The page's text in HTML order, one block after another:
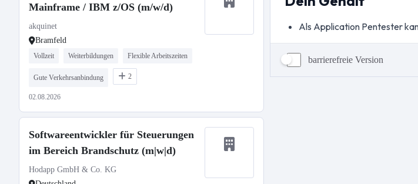
Mainframe / IBM z/OS (m/w/d)
akquinet
Bramfeld
Vollzeit Weiterbildungen Flexible Arbeitszeiten
Gute Verkehrsanbindung 2
02.08.2026
Softwareentwickler für Steuerungen
im Bereich Brandschutz (m|w|d)
Hodapp GmbH & Co. KG
barrierefreie Version